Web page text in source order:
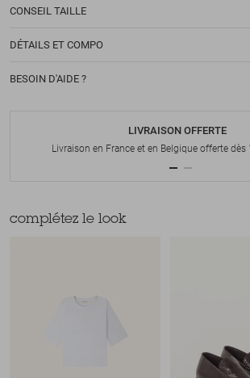
CONSEIL TAILLE
DÉTAILS ET COMPO
BESOIN D'AIDE ?
LIVRAISON OFFERTE
Livraison en France et en Belgique offerte dès
complétez le look